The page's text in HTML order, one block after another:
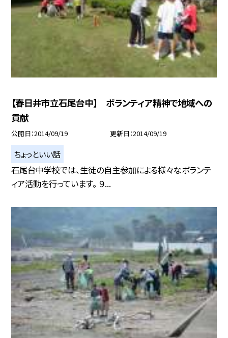
【春日井市立石尾台中】 ボランティア精神で地域への
貢献
公開日 2014/09/19 更新日 2014/09/19
ちょっといい話
石尾台中学校では、生徒の自主参加による様々なボランテ
ィア活動を行っています。 ９...